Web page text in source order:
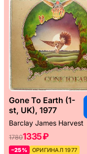
Gone To Earth (1-
st, UK), 1977
Barclay James Harvest
17801335 ₽
–25%
ОРИГИНАЛ 1977